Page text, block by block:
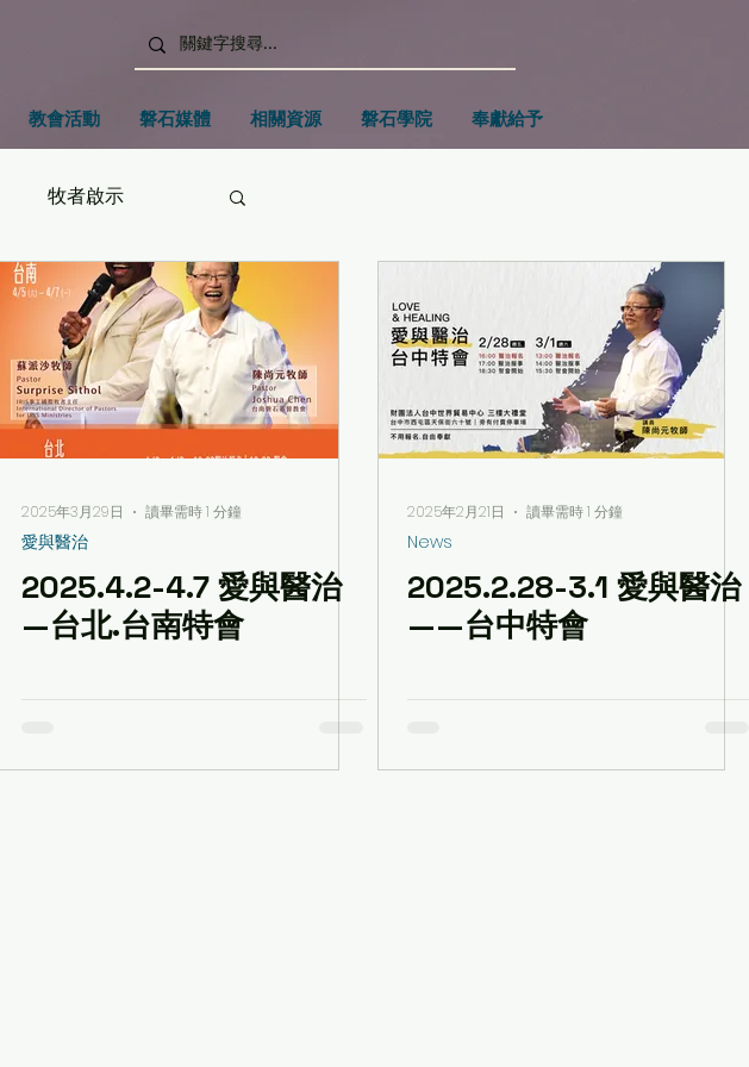
教會活動 磐石媒體 相關資源 磐石學院 奉獻給予
牧者啟示
2025年3月29日 讀畢需時 1 分鐘
愛與醫治
2025.4.2-4.7 愛與醫治
—台北.台南特會
2025年2月21日 讀畢需時 1 分鐘
News
2025.2.28-3.1 愛與醫治
——台中特會